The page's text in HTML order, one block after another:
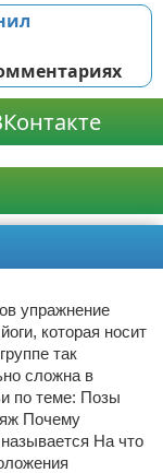
упражнение
которая носит
так
сложна в
по теме: Позы
Почему
На что